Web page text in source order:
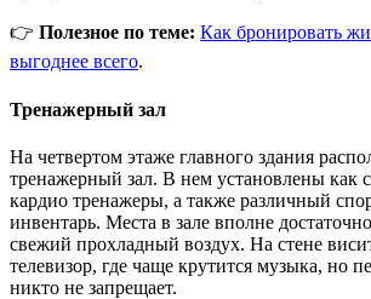
👉 Полезное по теме: Как бронировать
выгоднее всего.
Тренажерный зал
На четвертом этаже главного здания
тренажерный зал. В нем установлены как
кардио тренажеры, а также различный
инвентарь. Места в зале вполне
свежий прохладный воздух. На стене
телевизор, где чаще крутится музыка, но
никто не запрещает.